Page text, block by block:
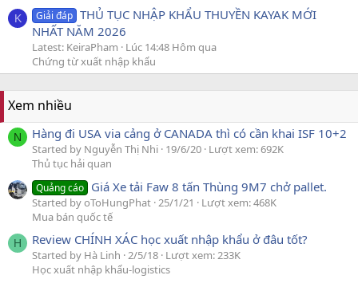
K Giải đáp THỦ TỤC NHẬP KHẨU THUYỀN KAYAK MỚI
NHẤT NĂM 2026
Latest: KeiraPham
Lúc 14:48 Hôm qua
Chứng từ xuất nhập khẩu
Xem nhiều
N Hàng đi USA via cảng ở CANADA thì có cần khai ISF 10+2
Started by Nguyễn Thị Nhi 19/6/20 Lượt xem: 692K
Thủ tục hải quan
Quảng cáo Giá Xe tải Faw 8 tấn Thùng 9M7 chở pallet.
Started by oToHungPhat 25/1/21
Lượt xem: 468K
Mua bán quốc tế
H Review CHÍNH XÁC học xuất nhập khẩu ở đâu tốt?
Started by Hà Linh 2/5/18 Lượt xem: 233K
Học xuất nhập khẩu-logistics